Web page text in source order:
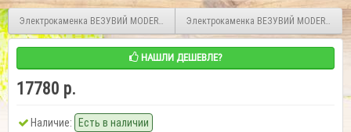
Электрокаменка ВЕЗУВИЙ MODERN-60 Электрокаменка ВЕЗУВИЙ MODERN-90
НАШЛИ ДЕШЕВЛЕ?
17780 р.
Наличие: Есть в наличии